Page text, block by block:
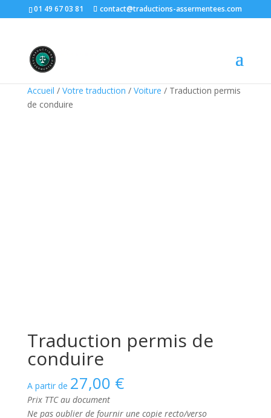
01 49 67 03 81 contact@traductions-assermentees.com
Accueil / Votre traduction / Voiture / Traduction permis
de conduire
Traduction permis de
conduire
A partir de 27,00 €
Prix TTC au document
Ne pas oublier de fournir une copie recto/verso